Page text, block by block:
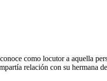
como locutor a aquella
relación con su hermana